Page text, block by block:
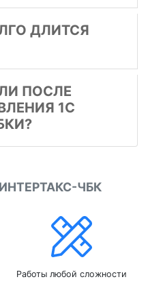
ДЛИТСЯ
ПОСЛЕ
1С
ЧБК
Работы любой сложности